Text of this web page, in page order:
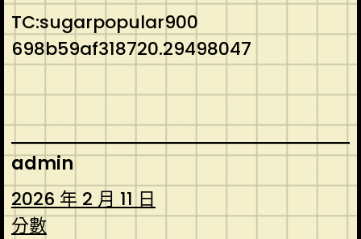
TC:sugarpopular900
698b59af318720.29498047
admin
2026 年 2 月 11 日
分數